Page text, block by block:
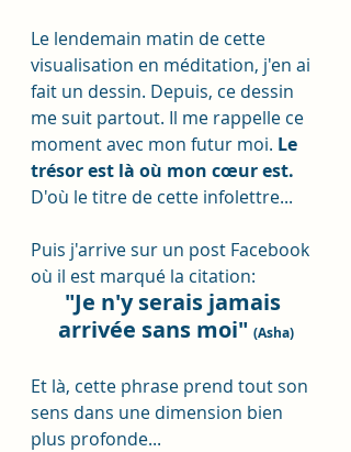
Le lendemain matin de cette
visualisation en méditation, j'en ai
fait un dessin. Depuis, ce dessin
me suit partout. Il me rappelle ce
moment avec mon futur moi. Le
trésor est là où mon cœur est.
D'où le titre de cette infolettre...
Puis j'arrive sur un post Facebook
où il est marqué la citation:
"Je n'y serais jamais
arrivée sans moi" (Asha)
Et là, cette phrase prend tout son
sens dans une dimension bien
plus profonde...